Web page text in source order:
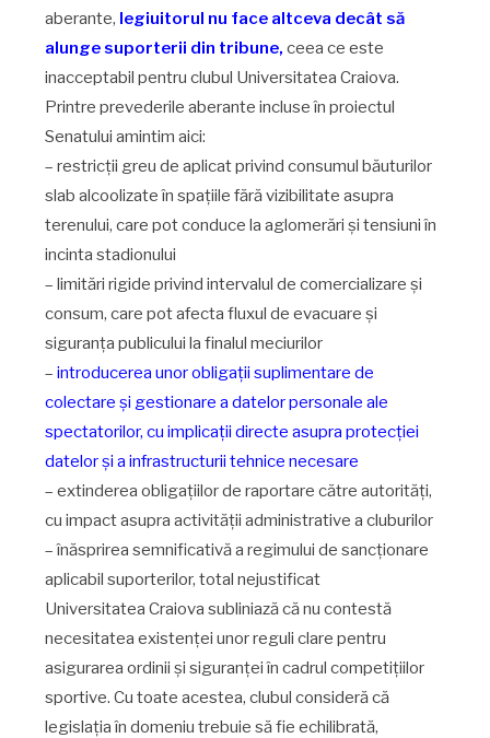
aberante, legiuitorul nu face altceva decât să
alunge suporterii din tribune, ceea ce este
inacceptabil pentru clubul Universitatea Craiova.
Printre prevederile aberante incluse în proiectul
Senatului amintim aici:
– restricții greu de aplicat privind consumul băuturilor
slab alcoolizate în spațiile fără vizibilitate asupra
terenului, care pot conduce la aglomerări și tensiuni în
incinta stadionului
– limitări rigide privind intervalul de comercializare și
consum, care pot afecta fluxul de evacuare și
siguranța publicului la finalul meciurilor
– introducerea unor obligații suplimentare de
colectare și gestionare a datelor personale ale
spectatorilor, cu implicații directe asupra protecției
datelor și a infrastructurii tehnice necesare
– extinderea obligațiilor de raportare către autorități,
cu impact asupra activității administrative a cluburilor
– înăsprirea semnificativă a regimului de sancționare
aplicabil suporterilor, total nejustificat
Universitatea Craiova subliniază că nu contestă
necesitatea existenței unor reguli clare pentru
asigurarea ordinii și siguranței în cadrul competițiilor
sportive. Cu toate acestea, clubul consideră că
legislația în domeniu trebuie să fie echilibrată,